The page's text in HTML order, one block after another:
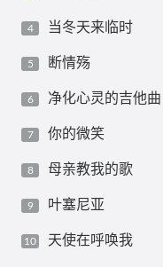
当冬天来临时
断情殇
净化心灵的吉他曲
你的微笑
母亲教我的歌
叶塞尼亚
天使在呼唤我